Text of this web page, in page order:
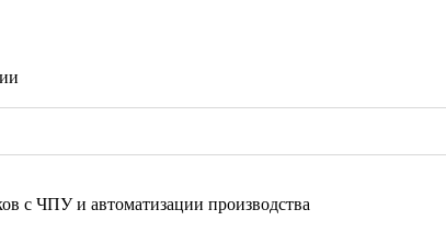
с ЧПУ и автоматизации производства